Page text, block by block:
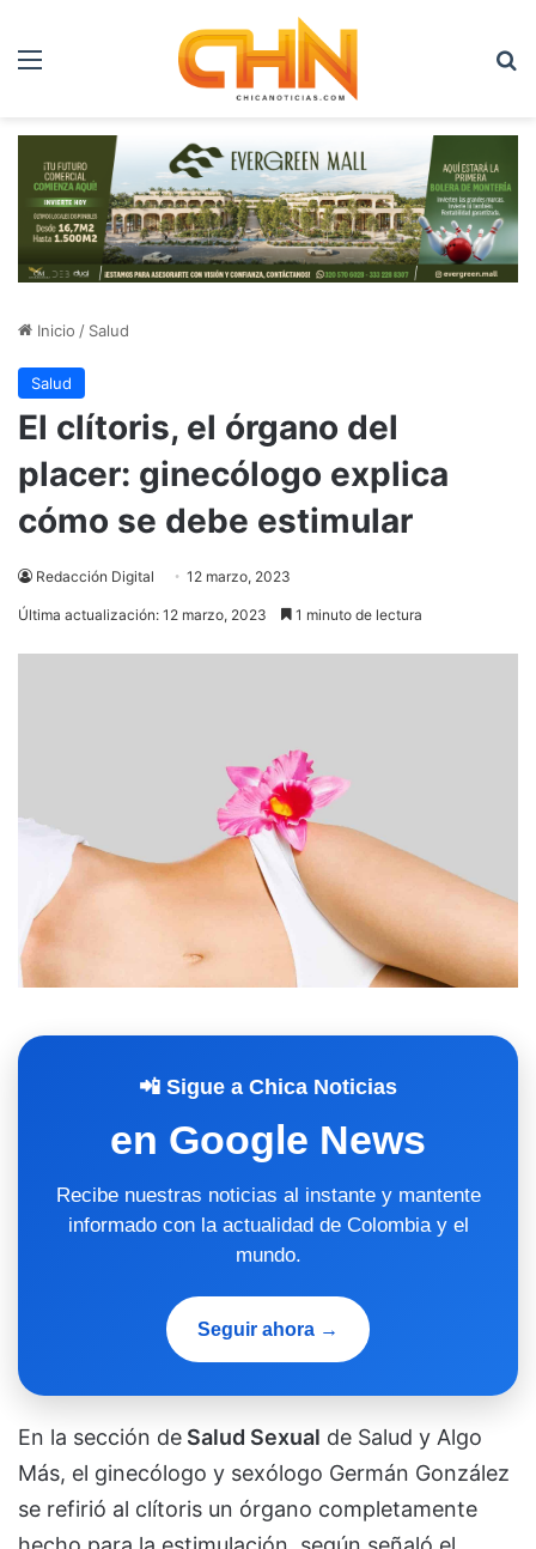
Menú
Inicio / Salud
Salud
El clítoris, el órgano del
placer: ginecólogo explica
cómo se debe estimular
Redacción Digital 12 marzo, 2023
Última actualización: 12 marzo, 2023 1 minuto de lectura
📲 Sigue a Chica Noticias
en Google News
Recibe nuestras noticias al instante y mantente
informado con la actualidad de Colombia y el
mundo.
Seguir ahora →
En la sección de Salud Sexual de Salud y Algo
Más, el ginecólogo y sexólogo Germán González
se refirió al clítoris un órgano completamente